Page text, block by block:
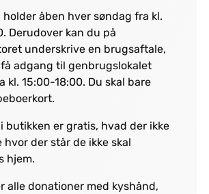
holder åben hver søndag fra kl.
Derudover kan du på
underskrive en brugsaftale,
adgang til genbrugslokalet
kl. 15:00-18:00. Du skal bare
butikken er gratis, hvad der ikke
hvor der står de ikke skal
hjem.
alle donationer med kyshånd,